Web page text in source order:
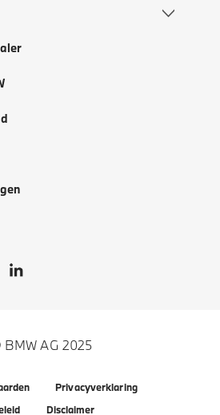
AG 2025
Privacyverklaring
Disclaimer